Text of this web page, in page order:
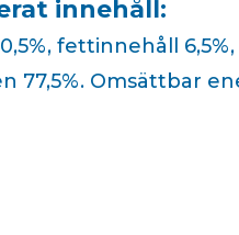
innehåll:
fettinnehåll
77,5%. Omsättbar